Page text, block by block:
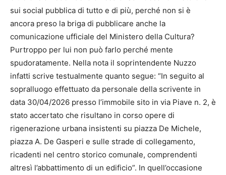
sui social pubblica di tutto e di più, perché non si è
ancora preso la briga di pubblicare anche la
comunicazione ufficiale del Ministero della Cultura?
Purtroppo per lui non può farlo perché mente
spudoratamente. Nella nota il soprintendente Nuzzo
infatti scrive testualmente quanto segue: “In seguito al
sopralluogo effettuato da personale della scrivente in
data 30/04/2026 presso l’immobile sito in via Piave n. 2, è
stato accertato che risultano in corso opere di
rigenerazione urbana insistenti su piazza De Michele,
piazza A. De Gasperi e sulle strade di collegamento,
ricadenti nel centro storico comunale, comprendenti
altresì l’abbattimento di un edificio”. In quell’occasione